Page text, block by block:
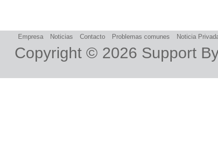
Empresa Noticias Contacto Problemas comunes Noticia
Copyright © 2026 Support